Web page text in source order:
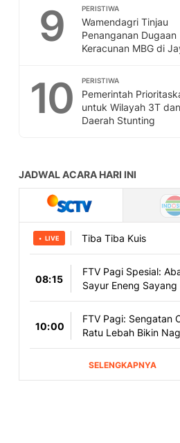
9 PERISTIWA
Wamendagri Tinjau
Penanganan Dugaan
Keracunan MBG di
10 PERISTIWA
Pemerintah
untuk Wilayah 3T dan
Daerah Stunting